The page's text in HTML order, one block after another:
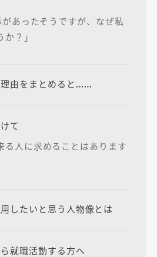
があったそうですが、なぜ私
？」
由をまとめると……
て
る人に求めることはあります
したいと思う人物像とは
就職活動する方へ